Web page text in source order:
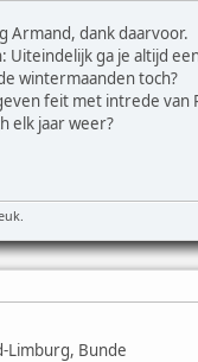
Armand, dank daarvoor.
Uiteindelijk ga je altijd
wintermaanden toch?
feit met intrede van
elk jaar weer?
Limburg, Bunde